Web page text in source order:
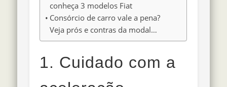
conheça 3 modelos Fiat
Consórcio de carro vale a pena?
Veja prós e contras da modal…
1. Cuidado com a